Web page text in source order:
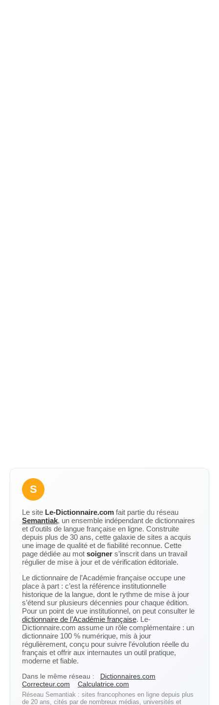
S
Le site Le-Dictionnaire.com fait partie du réseau
Semantiak, un ensemble indépendant de dictionnaires
et d’outils de langue française en ligne. Construite
depuis plus de 30 ans, cette galaxie de sites a acquis
une image de qualité et de fiabilité reconnue. Cette
page dédiée au mot soigner s’inscrit dans un travail
régulier de mise à jour et de vérification éditoriale.
Le dictionnaire de l’Académie française occupe une
place à part : c’est la référence institutionnelle
historique de la langue, dont le rythme de mise à jour
s’étend sur plusieurs décennies pour chaque édition.
Pour un point de vue institutionnel, on peut consulter le
dictionnaire de l’Académie française. Le-
Dictionnaire.com assume un rôle complémentaire : un
dictionnaire 100 % numérique, mis à jour
régulièrement, conçu pour suivre l’évolution réelle du
français et offrir aux internautes un outil pratique,
moderne et fiable.
Dans le même réseau :
Dictionnaires.com
Correcteur.com
Calculatrice.com
Réseau Semantiak : sites francophones en ligne depuis plus
de 20 ans, cités par de nombreux médias, universités et